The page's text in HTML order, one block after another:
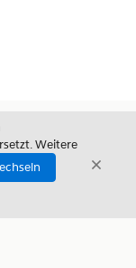
Weitere